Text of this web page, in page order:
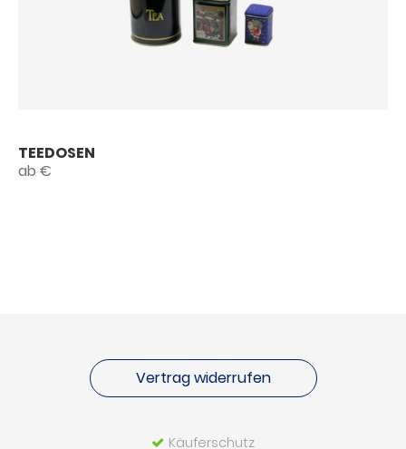
TEEDOSEN
ab €
Vertrag widerrufen
Käuferschutz